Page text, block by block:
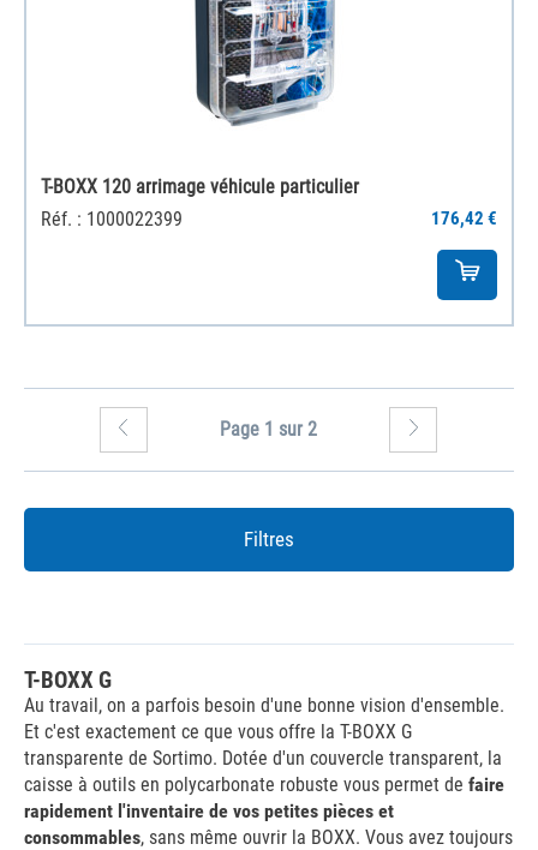
T-BOXX 120 arrimage véhicule particulier
Réf. : 1000022399
176,42 €
Page 1 sur 2
Filtres
T-BOXX G
Au travail, on a parfois besoin d'une bonne vision d'ensemble.
Et c'est exactement ce que vous offre la T-BOXX G
transparente de Sortimo. Dotée d'un couvercle transparent, la
caisse à outils en polycarbonate robuste vous permet de faire
rapidement l'inventaire de vos petites pièces et
consommables, sans même ouvrir la BOXX. Vous avez toujours